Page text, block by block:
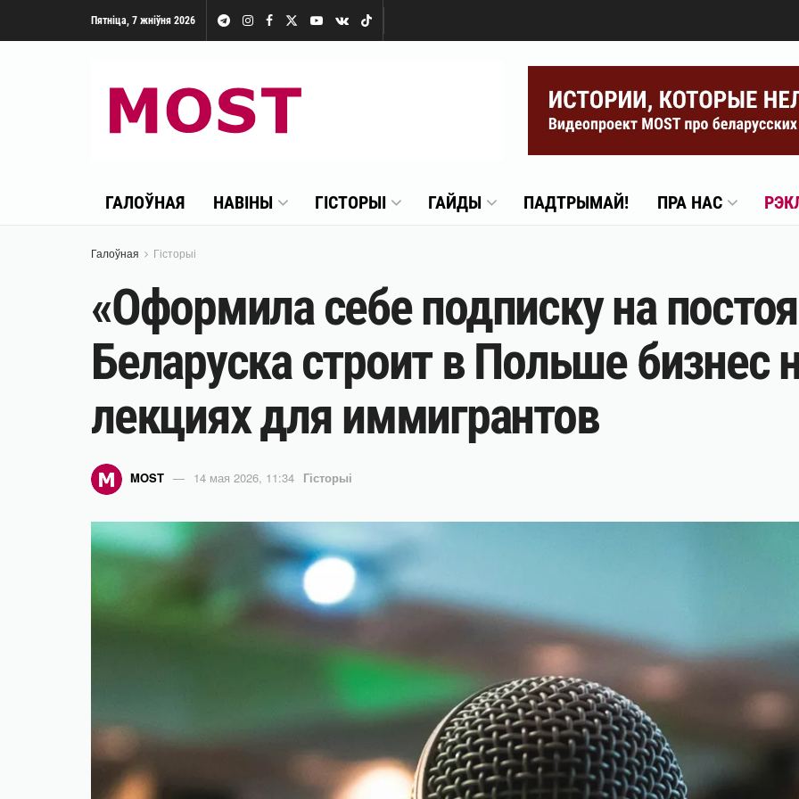
Пятніца, 7 жніўня 2026
ГАЛОЎНАЯ НАВІНЫ ГІСТОРЫІ ГАЙДЫ ПАДТРЫМАЙ! ПРА НАС
Галоўная Гісторыі
«Оформила себе подписку на
Беларуска строит в Польше бизнес
лекциях для иммигрантов
MOST 14 мая 2026, 11:34 Гісторыі